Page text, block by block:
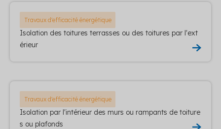
Travaux d'efficacité énergétique
Isolation des toitures terrasses ou des toitures par l'ext
érieur
Travaux d'efficacité énergétique
Isolation par l'intérieur des murs ou rampants de toiture
s ou plafonds